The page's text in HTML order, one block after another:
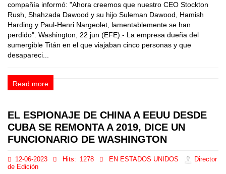
compañía informó: "Ahora creemos que nuestro CEO Stockton
Rush, Shahzada Dawood y su hijo Suleman Dawood, Hamish
Harding y Paul-Henri Nargeolet, lamentablemente se han
perdido". Washington, 22 jun (EFE).- La empresa dueña del
sumergible Titán en el que viajaban cinco personas y que
desapareci...
Read more
EL ESPIONAJE DE CHINA A EEUU DESDE
CUBA SE REMONTA A 2019, DICE UN
FUNCIONARIO DE WASHINGTON
12-06-2023 Hits: 1278 EN ESTADOS UNIDOS
Director
de Edición